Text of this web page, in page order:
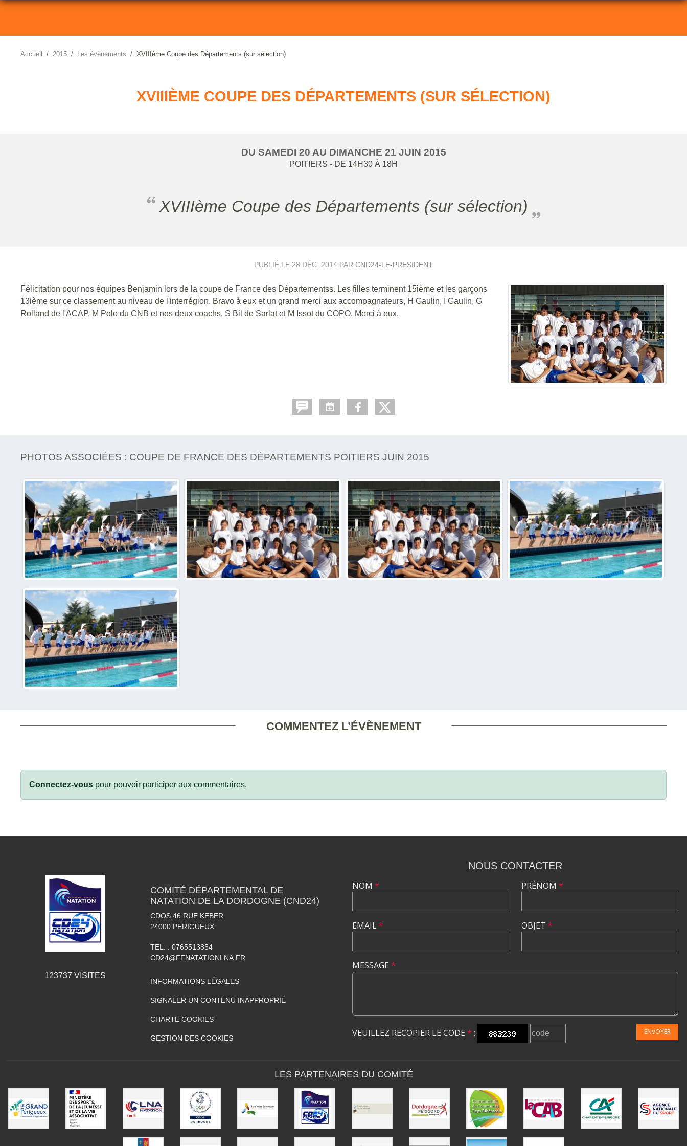
Accueil 2015 Les évènements XVIIIème Coupe des Départements (sur sélection)
XVIIIÈME COUPE DES DÉPARTEMENTS (SUR SÉLECTION)
DU SAMEDI 20 AU DIMANCHE 21 JUIN 2015
POITIERS - DE 14H30 À 18H
XVIIIème Coupe des Départements (sur sélection)
PUBLIÉ LE 28 DÉC. 2014 PAR CND24-LE-PRESIDENT
Félicitation pour nos équipes Benjamin lors de la coupe de France des Départementss. Les filles terminent 15ième et les garçons
13ième sur ce classement au niveau de l'interrégion. Bravo à eux et un grand merci aux accompagnateurs, H Gaulin, I Gaulin, G
Rolland de l'ACAP, M Polo du CNB et nos deux coachs, S Bil de Sarlat et M Issot du COPO. Merci à eux.
PHOTOS ASSOCIÉES : COUPE DE FRANCE DES DÉPARTEMENTS POITIERS JUIN 2015
COMMENTEZ L’ÉVÈNEMENT
Connectez-vous pour pouvoir participer aux commentaires.
123737 VISITES
COMITÉ DÉPARTEMENTAL DE
NATATION DE LA DORDOGNE (CND24)
CDOS 46 RUE KEBER
24000 PERIGUEUX
TÉL. : 0765513854
CD24@FFNATATIONLNA.FR
INFORMATIONS LÉGALES
SIGNALER UN CONTENU INAPPROPRIÉ
CHARTE COOKIES
GESTION DES COOKIES
NOUS CONTACTER
NOM *
EMAIL*
PRÉNOM *
OBJET *
MESSAGE *
VEUILLEZ RECOPIER LE CODE * : ENVOYER
LES PARTENAIRES DU COMITÉ